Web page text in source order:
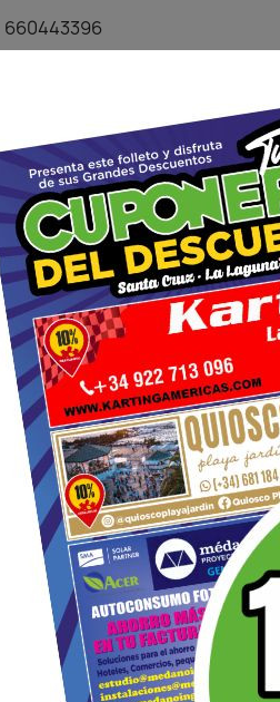
660443396
PEQUEÑO
MERCADILLO
PROMOCION